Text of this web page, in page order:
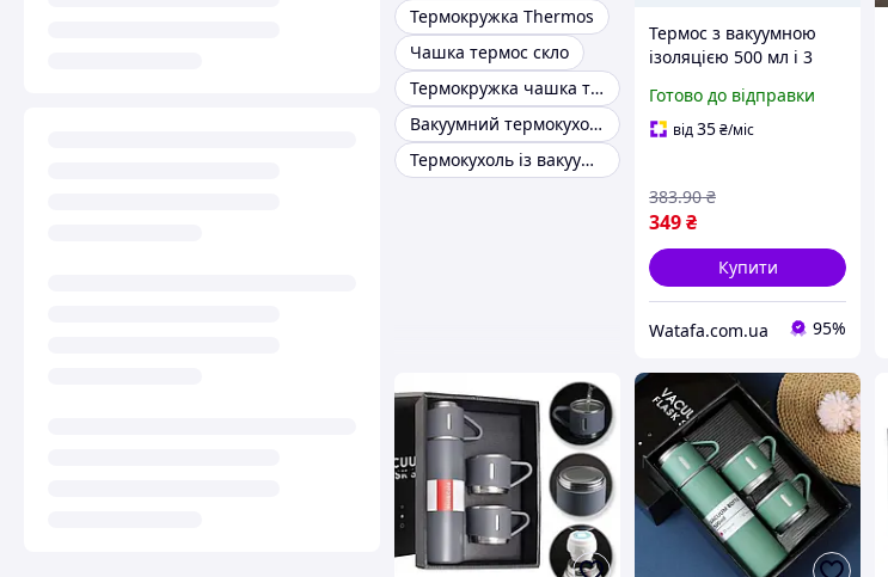
Термокружка Thermos
Чашка термос скло
Термокружка чашка термос
Вакуумний термокухоль термос
Термокухоль із вакуумною ізоляцією
Термос з вакуумною
ізоляцією 500 мл і 3
подарунковій коробці
бежевий
Готово до відправки
від35₴/міс
349₴
383.90 ₴
Купити
Watafa.com.ua 95%